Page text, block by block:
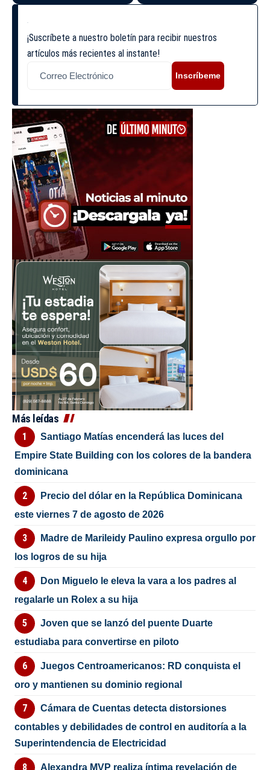
¡Suscríbete a nuestro boletín para recibir nuestros
artículos más recientes al instante!
Inscríbeme
Más leídas
Santiago Matías encenderá las luces del
Empire State Building con los colores de la bandera
dominicana
Precio del dólar en la República Dominicana
este viernes 7 de agosto de 2026
Madre de Marileidy Paulino expresa orgullo por
los logros de su hija
Don Miguelo le eleva la vara a los padres al
regalarle un Rolex a su hija
Joven que se lanzó del puente Duarte
estudiaba para convertirse en piloto
Juegos Centroamericanos: RD conquista el
oro y mantienen su dominio regional
Cámara de Cuentas detecta distorsiones
contables y debilidades de control en auditoría a la
Superintendencia de Electricidad
Alexandra MVP realiza íntima revelación de